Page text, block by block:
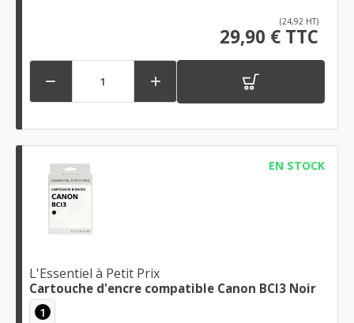
(24,92 HT)
29,90 € TTC
 
EN STOCK
L'Essentiel à Petit Prix
Cartouche d'encre compatible Canon BCI3 Noir
1